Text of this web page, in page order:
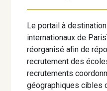
Le portail à
internationaux de
réorganisé afin de
recrutement des
recrutements
géographiques cibles